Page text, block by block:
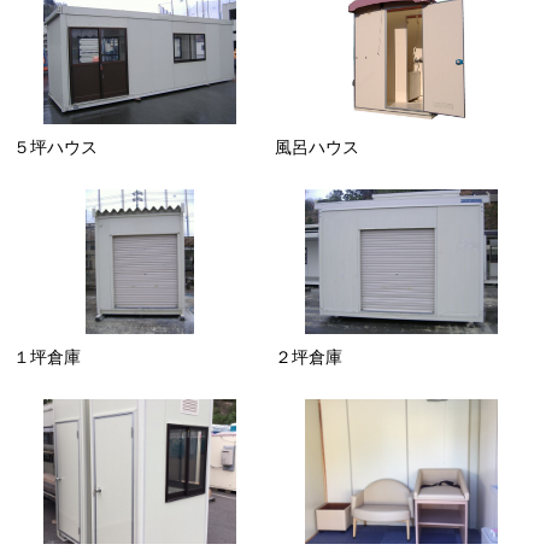
５坪ハウス 風呂ハウス
１坪倉庫 ２坪倉庫